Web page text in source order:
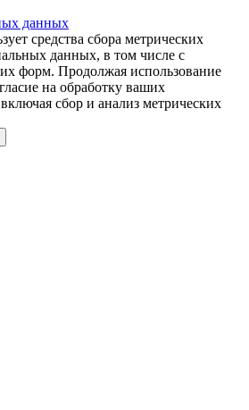
данных
средства сбора метрических
данных, в том числе с
форм. Продолжая использование
на обработку ваших
сбор и анализ метрических